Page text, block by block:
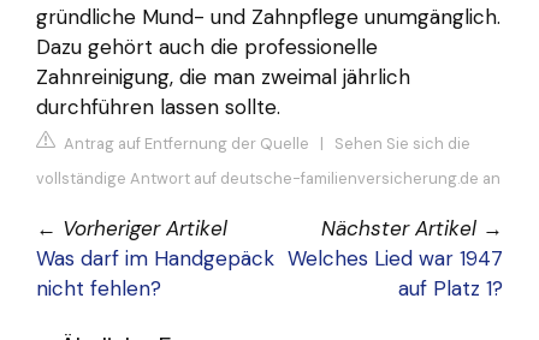
gründliche Mund- und Zahnpflege unumgänglich.
Dazu gehört auch die professionelle
Zahnreinigung, die man zweimal jährlich
durchführen lassen sollte.
Antrag auf Entfernung der Quelle | Sehen Sie sich die
vollständige Antwort auf deutsche-familienversicherung.de an
← Vorheriger Artikel
Was darf im Handgepäck
nicht fehlen?
Nächster Artikel →
Welches Lied war 1947
auf Platz 1?